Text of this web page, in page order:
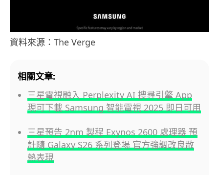
資料來源：The Verge
相關文章:
三星電視融入 Perplexity AI 搜尋引擎 App
現可下載 Samsung 智能電視 2025 即日可用
三星預告 2nm 製程 Exynos 2600 處理器 預
計隨 Galaxy S26 系列登場 官方強調改良散
熱表現